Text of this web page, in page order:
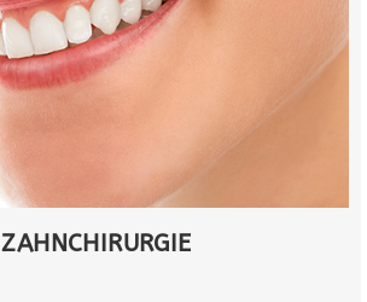
ZAHNCHIRURGIE